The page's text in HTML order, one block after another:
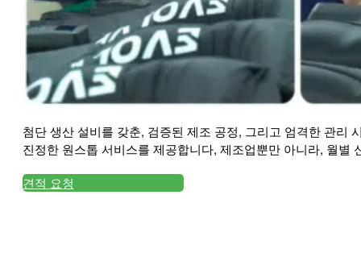
첨단 생산 설비를 갖춘, 검증된 제조 공정, 그리고 엄격한 관리
진정한 원스톱 서비스를 제공합니다, 제조업뿐만 아니라, 월
견적 요청